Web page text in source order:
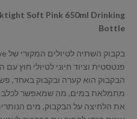
Soft Pink 650ml Drinking
Bottle
פנטסטית וציוד חיוני לטיולי חוץ עם
הבקבוק הוא קערה ובקבוק באחד,
מתמלאת במים, מה שמאפשר לכלב
את הלחיצה על הבקבוק, מים